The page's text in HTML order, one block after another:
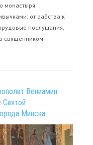
монастыря
от рабства к
послушания,
священником-
Вениамин
Минска